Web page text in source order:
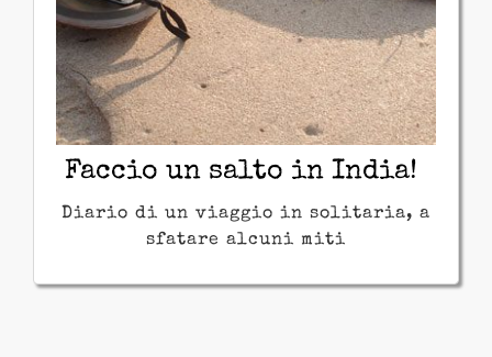
Faccio un salto in India!
Diario di un viaggio in solitaria, a
sfatare alcuni miti
visitare un hashram? Senza meta nè
‘ricerca interiore’? Diario di un
insolito viaggio in India, privo di
misticismi e preconcetti.